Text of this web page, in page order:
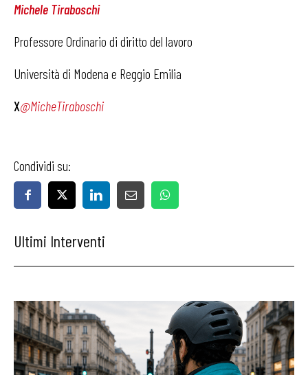
Michele Tiraboschi
Professore Ordinario di diritto del lavoro
Università di Modena e Reggio Emilia
X@MicheTiraboschi
Condividi su:
Ultimi Interventi